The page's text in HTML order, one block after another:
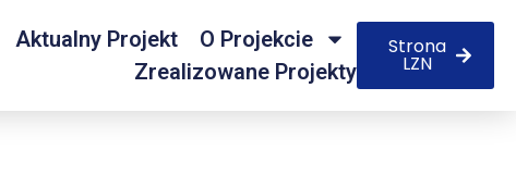
Aktualny Projekt
O Projekcie
Zrealizowane Projekty
Strona
LZN